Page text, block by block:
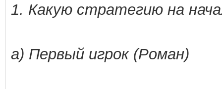
1. Какую стратегию на
а) Первый игрок (Роман)